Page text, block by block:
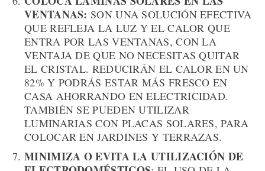
VENTANAS: SON UNA SOLUCIÓN EFECTIVA
QUE REFLEJA LA LUZ Y EL CALOR QUE
ENTRA POR LAS VENTANAS, CON LA
VENTAJA DE QUE NO NECESITAS QUITAR
EL CRISTAL. REDUCIRÁN EL CALOR EN UN
82% Y PODRÁS ESTAR MÁS FRESCO EN
CASA AHORRANDO EN ELECTRICIDAD.
TAMBIÉN SE PUEDEN UTILIZAR
LUMINARIAS CON PLACAS SOLARES, PARA
COLOCAR EN JARDINES Y TERRAZAS.
MINIMIZA O EVITA LA UTILIZACIÓN DE